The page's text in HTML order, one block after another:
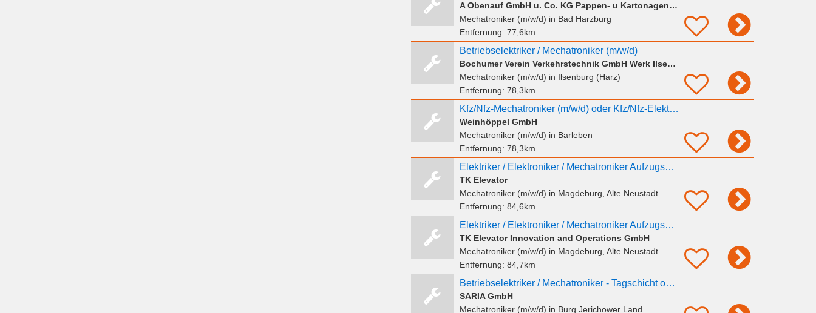
A Obenauf GmbH u. Co. KG Pappen- u Kartonagenfabrik
Mechatroniker (m/w/d) in Bad Harzburg
Entfernung: 77,6km
Betriebselektriker / Mechatroniker (m/w/d)
Bochumer Verein Verkehrstechnik GmbH Werk Ilsenburg
Mechatroniker (m/w/d) in Ilsenburg (Harz)
Entfernung: 78,3km
Kfz/Nfz-Mechatroniker (m/w/d) oder Kfz/Nfz-Elektriker (m/w/d), alternativ Kfz/Nfz-Mechaniker
Weinhöppel GmbH
Mechatroniker (m/w/d) in Barleben
Entfernung: 78,3km
Elektriker / Elektroniker / Mechatroniker Aufzugsanlagen (m/w/d) Magdeburg
TK Elevator
Mechatroniker (m/w/d) in Magdeburg, Alte Neustadt
Entfernung: 84,6km
Elektriker / Elektroniker / Mechatroniker Aufzugsanlagen (m/w/d) Magdeburg
TK Elevator Innovation and Operations GmbH
Mechatroniker (m/w/d) in Magdeburg, Alte Neustadt
Entfernung: 84,7km
Betriebselektriker / Mechatroniker - Tagschicht ohne Montage in Genthin (m/w/d)
SARIA GmbH
Mechatroniker (m/w/d) in Burg Jerichower Land